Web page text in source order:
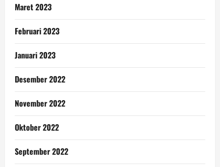
Maret 2023
Februari 2023
Januari 2023
Desember 2022
November 2022
Oktober 2022
September 2022